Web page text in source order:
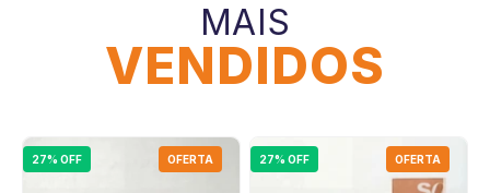
MAIS
VENDIDOS
27% OFF OFERTA 27% OFF OFERTA